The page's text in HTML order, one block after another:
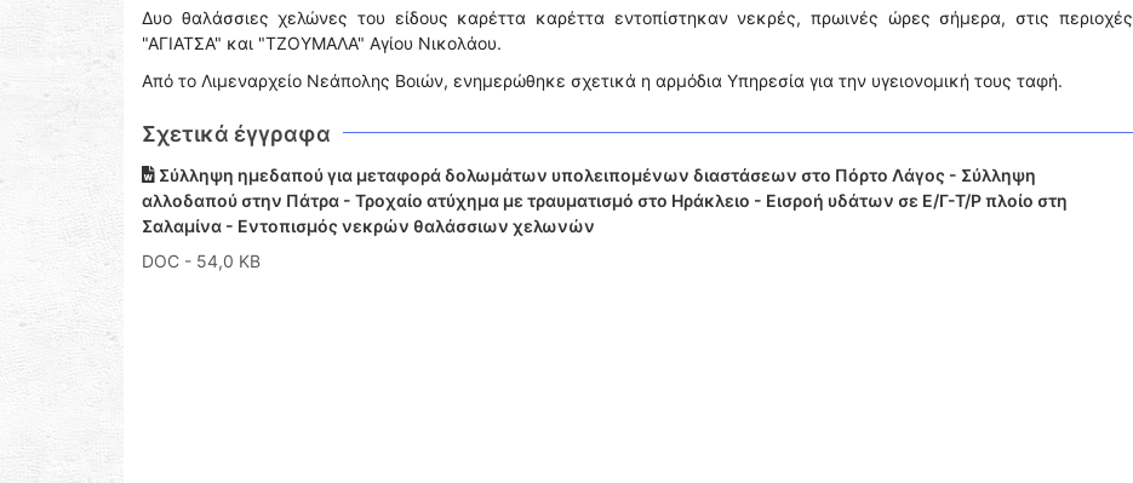
Δυο θαλάσσιες χελώνες του είδους καρέττα καρέττα εντοπίστηκαν νεκρές, πρωινές ώρες σήμερα, στις περιοχές
"ΑΓΙΑΤΣΑ" και "ΤΖΟΥΜΑΛΑ" Αγίου Νικολάου.
Από το Λιμεναρχείο Νεάπολης Βοιών, ενημερώθηκε σχετικά η αρμόδια Υπηρεσία για την υγειονομική τους ταφή.
Σχετικά έγγραφα
Σύλληψη ημεδαπού για μεταφορά δολωμάτων υπολειπομένων διαστάσεων στο Πόρτο Λάγος - Σύλληψη
αλλοδαπού στην Πάτρα - Τροχαίο ατύχημα με τραυματισμό στο Ηράκλειο - Εισροή υδάτων σε Ε/Γ-Τ/Ρ πλοίο στη
Σαλαμίνα - Εντοπισμός νεκρών θαλάσσιων χελωνών
DOC - 54,0 KB